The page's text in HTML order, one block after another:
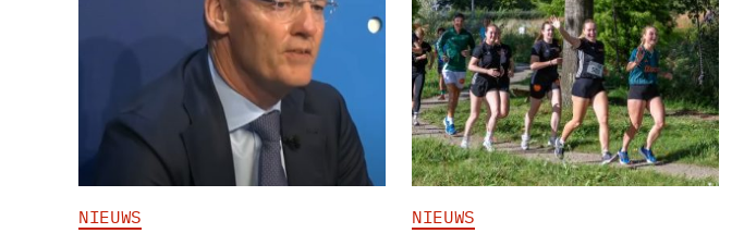
NIEUWS NIEUWS